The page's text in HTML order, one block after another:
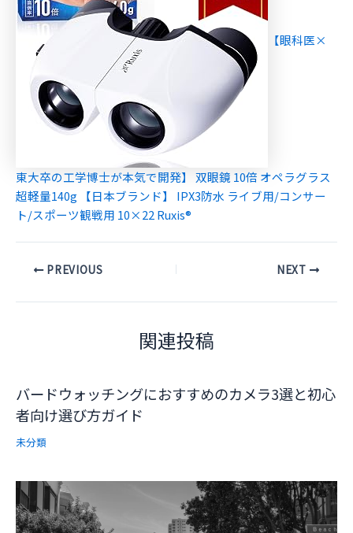
【眼科医×
東大卒の工学博士が本気で開発】 双眼鏡 10倍 オペラグラス
超軽量140g 【日本ブランド】 IPX3防水 ライブ用/コンサー
ト/スポーツ観戦用 10×22 Ruxis®
PostPREVIOUS NEXT
関連投稿
バードウォッチングにおすすめのカメラ3選と初心
者向け選び方ガイド
未分類